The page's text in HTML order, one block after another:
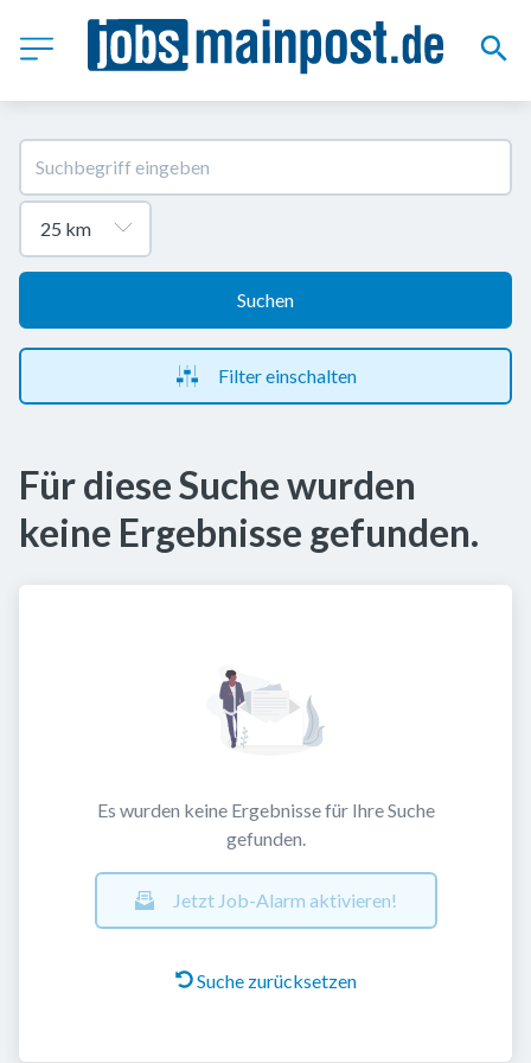
Suchen
Filter einschalten
Für diese Suche wurden
keine Ergebnisse gefunden.
Es wurden keine Ergebnisse für Ihre Suche
gefunden.
Jetzt Job-Alarm aktivieren!
Suche zurücksetzen